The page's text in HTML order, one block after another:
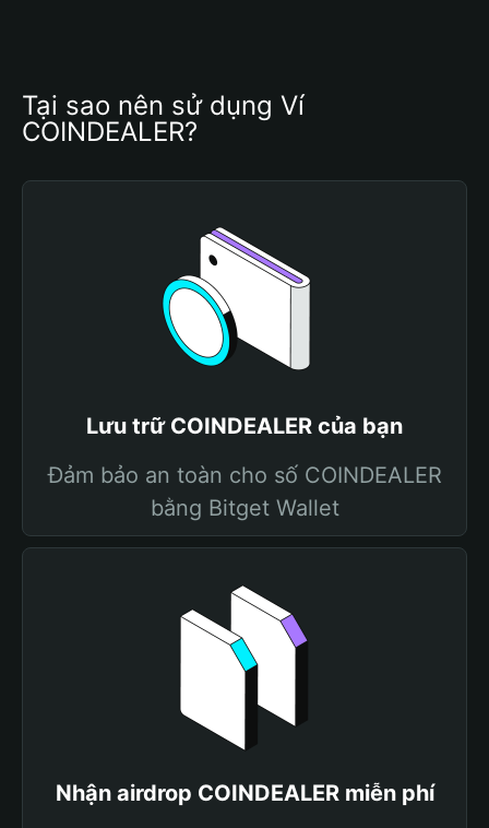
Tại sao nên sử dụng Ví
COINDEALER?
Lưu trữ COINDEALER của bạn
Đảm bảo an toàn cho số COINDEALER
bằng Bitget Wallet
Nhận airdrop COINDEALER miễn phí